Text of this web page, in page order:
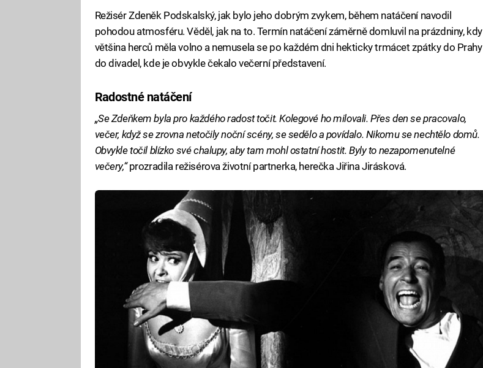
Režisér Zdeněk Podskalský, jak bylo jeho dobrým zvykem, během natáčení navodil
pohodou atmosféru. Věděl, jak na to. Termín natáčení záměrně domluvil na prázdniny, kdy
většina herců měla volno a nemusela se po každém dni hekticky trmácet zpátky do Prahy
do divadel, kde je obvykle čekalo večerní představení.
Radostné natáčení
„Se Zdeňkem byla pro každého radost točit. Kolegové ho milovali. Přes den se pracovalo,
večer, když se zrovna netočily noční scény, se sedělo a povídalo. Nikomu se nechtělo domů.
Obvykle točil blízko své chalupy, aby tam mohl ostatní hostit. Byly to nezapomenutelné
večery,“prozradila režisérova životní partnerka, herečka Jiřina Jirásková.